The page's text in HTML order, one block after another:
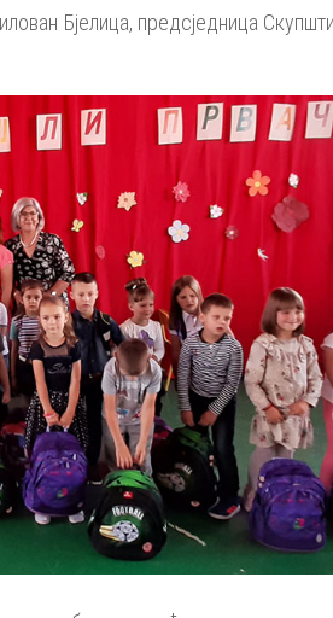
Бјелица, предсједница